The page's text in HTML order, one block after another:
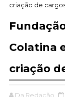
criação de
Colatina
criação
Da Redação